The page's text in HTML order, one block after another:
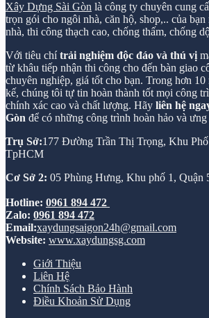
Xây Dựng Sài Gòn là công ty chuyên cung
trọn gói cho ngôi nhà, căn hộ, shop,.. của bạn
nhà, thi công thạch cao, chống thấm, chống
Với tiêu chítrải nghiệm độc đáo và thú vị
từ khâu tiếp nhận thi công cho đến bàn giao
chuyên nghiệp, giá tốt cho bạn. Trong hơn
kế, chúng tôi tự tin hoàn thành tốt mọi công
chính xác cao và chất lượng. Hãy liên hệ
Gòn để có những công trình hoàn hảo và ưng
Trụ Sở:177 Đường Trần Thị Trọng, Khu
TpHCM
Cơ Sở 2: 05 Phùng Hưng, Khu phố 1, Quận
Hotline: 0961 894 472
Zalo: 0961 894 472
Email:xaydungsaigon24h@gmail.com
Website: www.xaydungsg.com
Giới Thiệu
Liên Hệ
Chính Sách Bảo Hành
Điều Khoản Sử Dụng